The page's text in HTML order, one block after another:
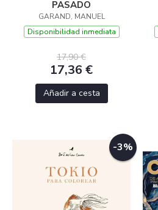
PASADO
GARAND, MANUEL
Disponibilidad inmediata
17,90 €
17,36 €
Añadir a cesta
-3%